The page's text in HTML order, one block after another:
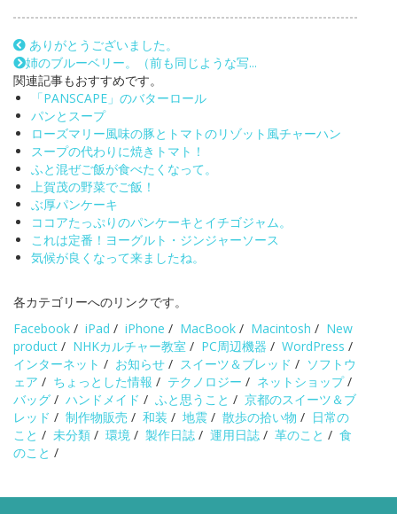
ありがとうございました。
姉のブルーベリー。（前も同じような写...
関連記事もおすすめです。
「PANSCAPE」のバターロール
パンとスープ
ローズマリー風味の豚とトマトのリゾット風チャーハン
スープの代わりに焼きトマト！
ふと混ぜご飯が食べたくなって。
上賀茂の野菜でご飯！
ぶ厚パンケーキ
ココアたっぷりのパンケーキとイチゴジャム。
これは定番！ヨーグルト・ジンジャーソース
気候が良くなって来ましたね。
各カテゴリーへのリンクです。
Facebook / iPad / iPhone / MacBook / Macintosh / New
product / NHKカルチャー教室 / PC周辺機器 / WordPress /
インターネット / お知らせ / スイーツ＆ブレッド / ソフトウ
ェア / ちょっとした情報 / テクノロジー / ネットショップ/
バッグ / ハンドメイド / ふと思うこと / 京都のスイーツ＆ブ
レッド / 制作物販売 / 和装 / 地震 / 散歩の拾い物 / 日常の
こと / 未分類 / 環境 / 製作日誌 / 運用日誌 / 革のこと / 食
のこと /